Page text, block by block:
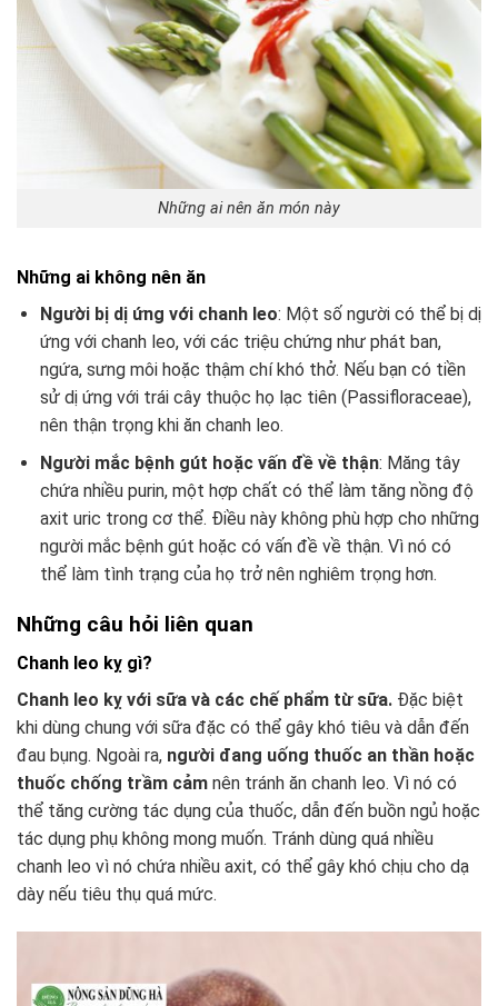
Những ai nên ăn món này
Những ai không nên ăn
Người bị dị ứng với chanh leo: Một số người có thể bị dị
ứng với chanh leo, với các triệu chứng như phát ban,
ngứa, sưng môi hoặc thậm chí khó thở. Nếu bạn có tiền
sử dị ứng với trái cây thuộc họ lạc tiên (Passifloraceae),
nên thận trọng khi ăn chanh leo.
Người mắc bệnh gút hoặc vấn đề về thận: Măng tây
chứa nhiều purin, một hợp chất có thể làm tăng nồng độ
axit uric trong cơ thể. Điều này không phù hợp cho những
người mắc bệnh gút hoặc có vấn đề về thận. Vì nó có
thể làm tình trạng của họ trở nên nghiêm trọng hơn.
Những câu hỏi liên quan
Chanh leo kỵ gì?
Chanh leo kỵ với sữa và các chế phẩm từ sữa. Đặc biệt
khi dùng chung với sữa đặc có thể gây khó tiêu và dẫn đến
đau bụng. Ngoài ra, người đang uống thuốc an thần hoặc
thuốc chống trầm cảm nên tránh ăn chanh leo. Vì nó có
thể tăng cường tác dụng của thuốc, dẫn đến buồn ngủ hoặc
tác dụng phụ không mong muốn. Tránh dùng quá nhiều
chanh leo vì nó chứa nhiều axit, có thể gây khó chịu cho dạ
dày nếu tiêu thụ quá mức.